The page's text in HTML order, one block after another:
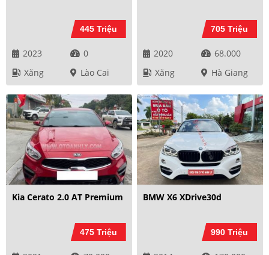
445 Triệu
2023
0
Xăng
Lào Cai
705 Triệu
2020
68.000
Xăng
Hà Giang
Kia Cerato 2.0 AT Premium
475 Triệu
BMW X6 XDrive30d
990 Triệu